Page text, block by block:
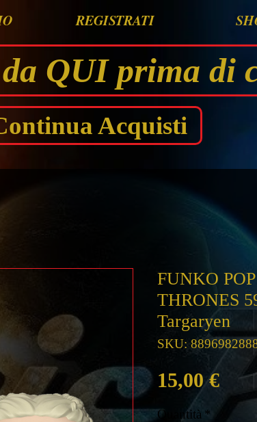
REGISTRATI
QUI prima di
Acquisti
FUNKO
THRONES
Targaryen
SKU:
15,00 €
Quantità *